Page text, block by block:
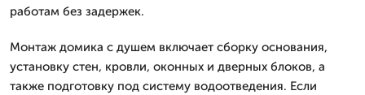
работам без задержек.
Монтаж домика с душем включает сборку основания,
установку стен, кровли, оконных и дверных блоков, а
также подготовку под систему водоотведения. Если